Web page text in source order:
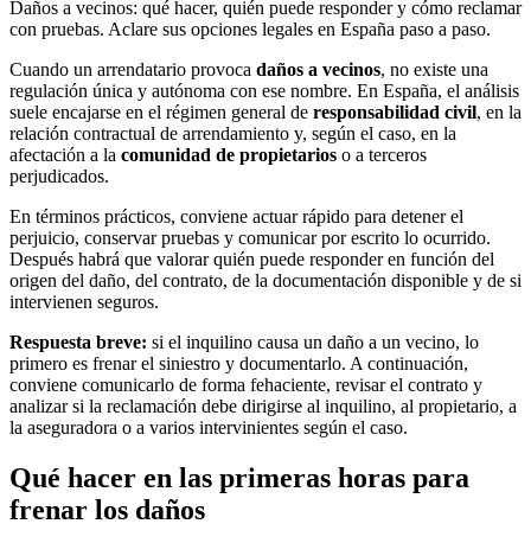
Daños a vecinos: qué hacer, quién puede responder y cómo reclamar
con pruebas. Aclare sus opciones legales en España paso a paso.
Cuando un arrendatario provoca daños a vecinos, no existe una
regulación única y autónoma con ese nombre. En España, el análisis
suele encajarse en el régimen general de responsabilidad civil, en la
relación contractual de arrendamiento y, según el caso, en la
afectación a la comunidad de propietarios o a terceros
perjudicados.
En términos prácticos, conviene actuar rápido para detener el
perjuicio, conservar pruebas y comunicar por escrito lo ocurrido.
Después habrá que valorar quién puede responder en función del
origen del daño, del contrato, de la documentación disponible y de si
intervienen seguros.
Respuesta breve: si el inquilino causa un daño a un vecino, lo
primero es frenar el siniestro y documentarlo. A continuación,
conviene comunicarlo de forma fehaciente, revisar el contrato y
analizar si la reclamación debe dirigirse al inquilino, al propietario, a
la aseguradora o a varios intervinientes según el caso.
Qué hacer en las primeras horas para
frenar los daños